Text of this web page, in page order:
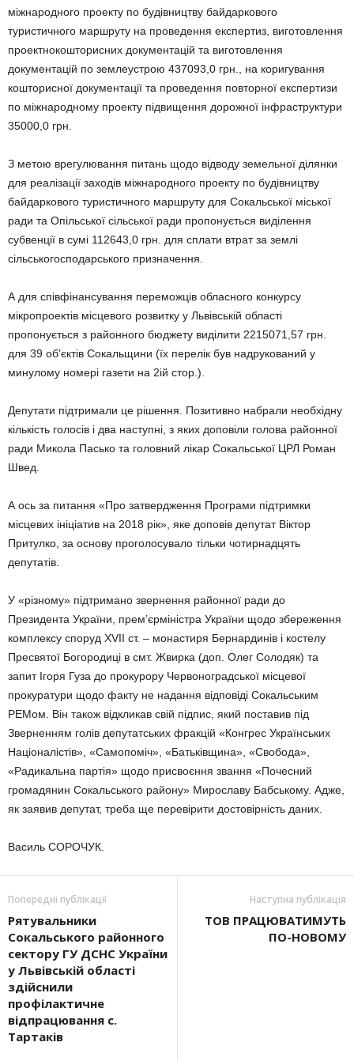
міжнародного проекту по будівництву байдаркового
туристичного маршруту на проведення експертиз, виготовлення
проектнокошторисних документацій та виготовлення
документацій по землеустрою 437093,0 грн., на коригування
кошторисної документації та проведення повторної експертизи
по міжнародному проекту підвищення дорожної інфраструктури
35000,0 грн.
З метою врегулювання питань щодо відводу земельної ділянки
для реалізації заходів міжнародного проекту по будівництву
байдаркового туристичного маршруту для Сокальської міської
ради та Опільської сільської ради пропонується виділення
субвенції в сумі 112643,0 грн. для сплати втрат за землі
сільськогосподарського призначення.
А для співфінансування переможців обласного конкурсу
мікропроектів місцевого розвитку у Львівській області
пропонується з районного бюджету виділити 2215071,57 грн.
для 39 об’єктів Сокальщини (їх перелік був надрукований у
минулому номері газети на 2ій стор.).
Депутати підтримали це рішення. Позитивно набрали необхідну
кількість голосів і два наступні, з яких доповіли голова районної
ради Микола Пасько та головний лікар Сокальської ЦРЛ Роман
Швед.
А ось за питання «Про затвердження Програми підтримки
місцевих ініціатив на 2018 рік», яке доповів депутат Віктор
Притулко, за основу проголосувало тільки чотирнадцять
депутатів.
У «різному» підтримано звернення районної ради до
Президента України, прем’єрміністра України щодо збереження
комплексу споруд XVII ст. – монастиря Бернардинів і костелу
Пресвятої Богородиці в смт. Жвирка (доп. Олег Солодяк) та
запит Ігоря Гуза до прокурору Червоноградської місцевої
прокуратури щодо факту не надання відповіді Сокальським
РЕМом. Він також відкликав свій підпис, який поставив під
Зверненням голів депутатських фракцій «Конгрес Українських
Націоналістів», «Самопоміч», «Батьківщина», «Свобода»,
«Радикальна партія» щодо присвоєння звання «Почесний
громадянин Сокальського району» Мирославу Бабському. Адже,
як заявив депутат, треба ще перевірити достовірність даних.
Василь СОРОЧУК.
Попередні публікації
Рятувальники
Сокальського районного
сектору ГУ ДСНС України
у Львівській області
здійснили
профілактичне
відпрацювання с.
Тартаків
Наступна публікація
ТОВ ПРАЦЮВАТИМУТЬ
ПО-НОВОМУ